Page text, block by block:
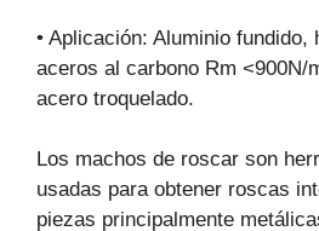
• Aplicación: Aluminio fundido,
aceros al carbono Rm <900N/
acero troquelado.
Los machos de roscar son
usadas para obtener roscas
piezas principalmente